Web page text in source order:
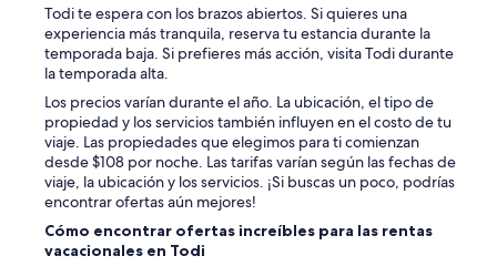
Todi te espera con los brazos abiertos. Si quieres una
experiencia más tranquila, reserva tu estancia durante la
temporada baja. Si prefieres más acción, visita Todi durante
la temporada alta.
Los precios varían durante el año. La ubicación, el tipo de
propiedad y los servicios también influyen en el costo de tu
viaje. Las propiedades que elegimos para ti comienzan
desde $108 por noche. Las tarifas varían según las fechas de
viaje, la ubicación y los servicios. ¡Si buscas un poco, podrías
encontrar ofertas aún mejores!
Cómo encontrar ofertas increíbles para las rentas
vacacionales en Todi